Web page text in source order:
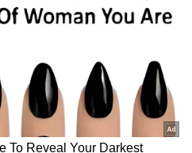
ആഹ്വാനം,
പങ്കെടുക്കരുതെന്ന്